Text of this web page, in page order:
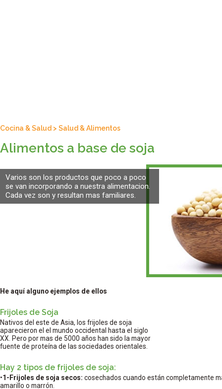
Cocina & Salud > Salud & Alimentos
Alimentos a base de soja
Varios son los productos que poco a poco
se van incorporando a nuestra alimentacion.
Cada vez son y resultan mas familiares.
He aquí alguno ejemplos de ellos
Frijoles de Soja
Nativos del este de Asia, los frijoles de soja
aparecieron el el mundo occidental hasta el siglo
XX. Pero por mas de 5000 años han sido la mayor
fuente de proteína de las sociedades orientales.
Hay 2 tipos de frijoles de soja:
•1-Frijoles de soja secos: cosechados cuando están completamente
amarillo o marrón.